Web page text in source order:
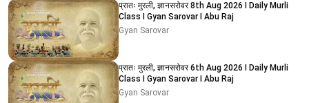
प्रातः मुरली, ज्ञानसरोवर 8th Aug 2026 I Daily Murli
Class I Gyan Sarovar I Abu Raj
Gyan Sarovar
प्रातः मुरली, ज्ञानसरोवर 6th Aug 2026 I Daily Murli
Class I Gyan Sarovar I Abu Raj
Gyan Sarovar